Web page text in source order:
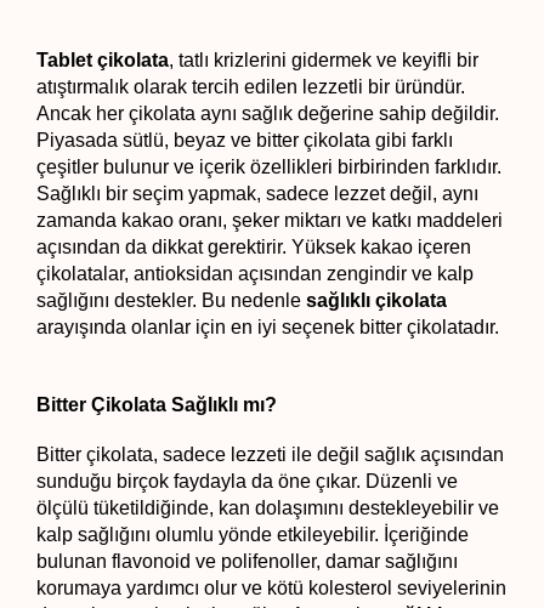
Tablet çikolata, tatlı krizlerini gidermek ve keyifli bir
atıştırmalık olarak tercih edilen lezzetli bir üründür.
Ancak her çikolata aynı sağlık değerine sahip değildir.
Piyasada sütlü, beyaz ve bitter çikolata gibi farklı
çeşitler bulunur ve içerik özellikleri birbirinden farklıdır.
Sağlıklı bir seçim yapmak, sadece lezzet değil, aynı
zamanda kakao oranı, şeker miktarı ve katkı maddeleri
açısından da dikkat gerektirir. Yüksek kakao içeren
çikolatalar, antioksidan açısından zengindir ve kalp
sağlığını destekler. Bu nedenle sağlıklı çikolata
arayışında olanlar için en iyi seçenek bitter çikolatadır.
Bitter Çikolata Sağlıklı mı?
Bitter çikolata, sadece lezzeti ile değil sağlık açısından
sunduğu birçok faydayla da öne çıkar. Düzenli ve
ölçülü tüketildiğinde, kan dolaşımını destekleyebilir ve
kalp sağlığını olumlu yönde etkileyebilir. İçeriğinde
bulunan flavonoid ve polifenoller, damar sağlığını
korumaya yardımcı olur ve kötü kolesterol seviyelerinin